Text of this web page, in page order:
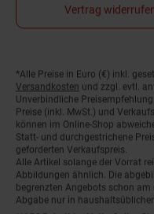
Vertrag
Fußnoten
*Alle Preise in Euro (€) inkl.
Versandkosten und zzgl. evtl.
Unverbindliche Preisempfehlung
Preise (inkl. MwSt.) und
können im Online-Shop
Statt- und durchgestrichene
geforderten Verkaufspreis.
Alle Artikel solange der Vorrat
Abbildungen ähnlich. Die
begrenzten Angebots schon am
Abgabe nur in